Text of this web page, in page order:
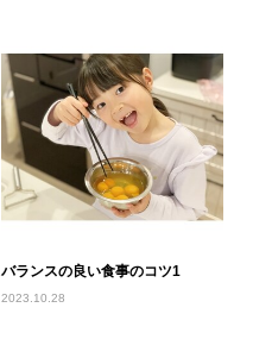
バランスの良い食事のコツ1
2023.10.28